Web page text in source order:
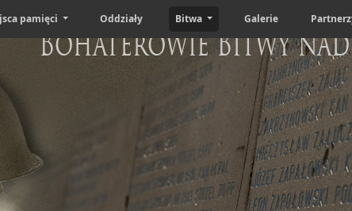
pamięci Oddziały Bitwa Galerie
Bohaterowie Bitwy